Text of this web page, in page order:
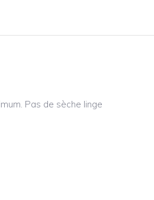
Pas de sèche linge